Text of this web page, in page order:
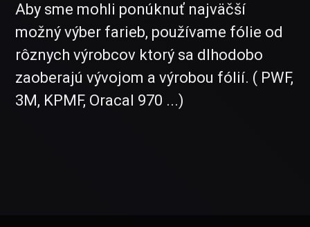
Aby sme mohli ponúknuť najväčší
možný výber farieb, používame fólie od
rôznych výrobcov ktorý sa dlhodobo
zaoberajú vývojom a výrobou fólií. ( PWF,
3M, KPMF, Oracal 970 ...)